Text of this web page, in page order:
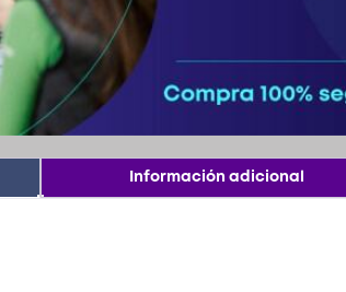
Información adicional